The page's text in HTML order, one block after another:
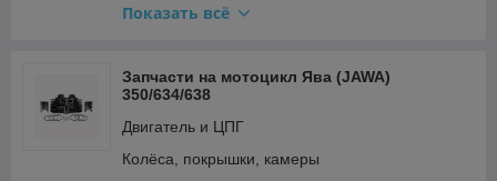
Тормозная система
Фильтры
Электрооборудование и зажигание
Освещение и поворотники
Прочее
Топливная система и карбюратор
Тормозная система
Показать всё
Запчасти на мотоцикл Ява (JAWA)
350/634/638
Двигатель и ЦПГ
Колёса, покрышки, камеры